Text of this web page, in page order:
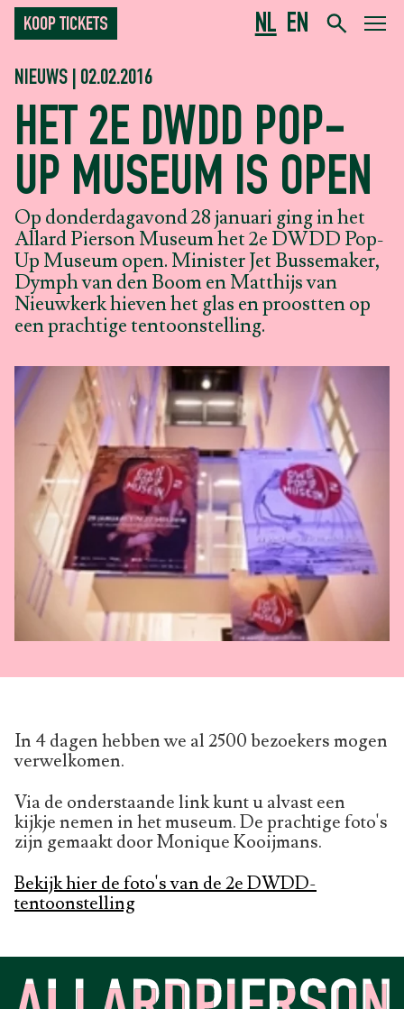
NL EN
KOOP TICKETS
NIEUWS | 02.02.2016
HET 2E DWDD POP-
UP MUSEUM IS OPEN
Op donderdagavond 28 januari ging in het
Allard Pierson Museum het 2e DWDD Pop-
Up Museum open. Minister Jet Bussemaker,
Dymph van den Boom en Matthijs van
Nieuwkerk hieven het glas en proostten op
een prachtige tentoonstelling.
In 4 dagen hebben we al 2500 bezoekers mogen
verwelkomen.
Via de onderstaande link kunt u alvast een
kijkje nemen in het museum. De prachtige foto's
zijn gemaakt door Monique Kooijmans.
Bekijk hier de foto's van de 2e DWDD-
tentoonstelling